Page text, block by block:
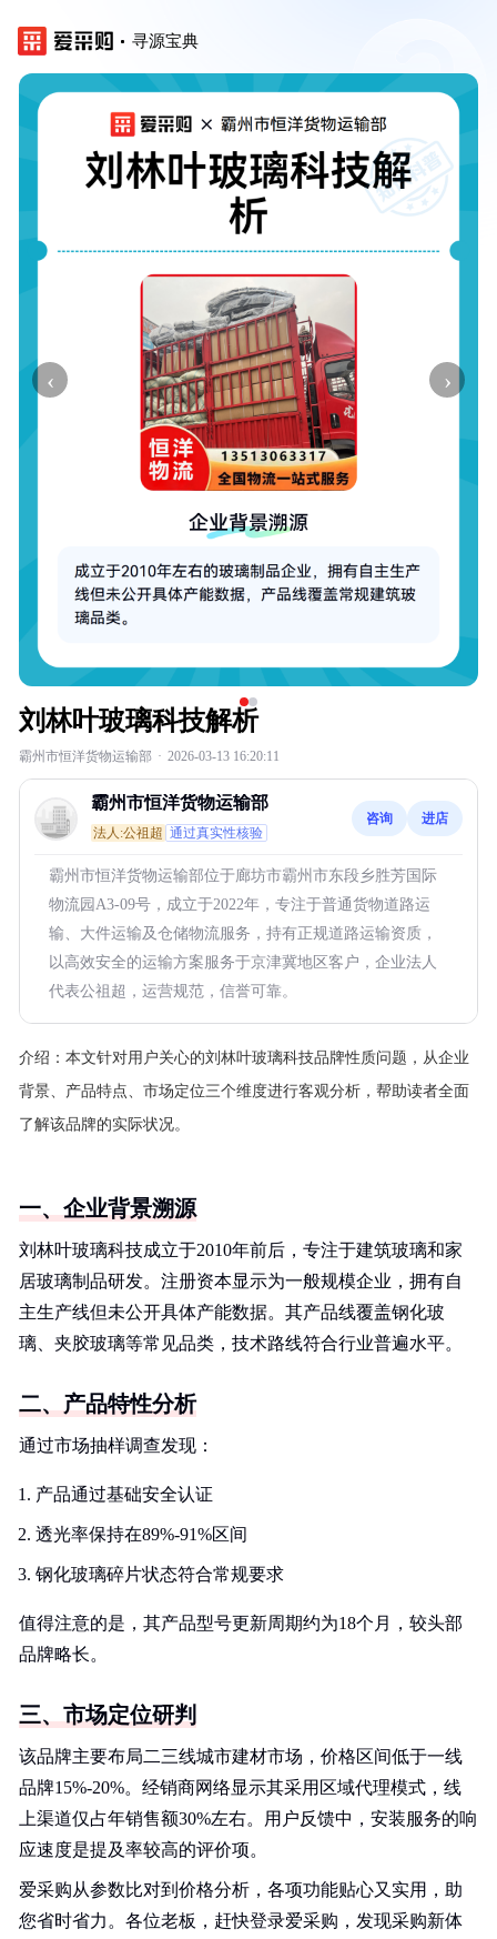
寻源宝典
‹ ›
刘林叶玻璃科技解析
霸州市恒洋货物运输部 · 2026-03-13 16:20:11
霸州市恒洋货物运输部
法人:公祖超 通过真实性核验
咨询 进店
霸州市恒洋货物运输部位于廊坊市霸州市东段乡胜芳国际
物流园A3-09号，成立于2022年，专注于普通货物道路运
输、大件运输及仓储物流服务，持有正规道路运输资质，
以高效安全的运输方案服务于京津冀地区客户，企业法人
代表公祖超，运营规范，信誉可靠。
介绍： 本文针对用户关心的刘林叶玻璃科技品牌性质问题，从企业
背景、产品特点、市场定位三个维度进行客观分析，帮助读者全面
了解该品牌的实际状况。
一、企业背景溯源
刘林叶玻璃科技成立于2010年前后，专注于建筑玻璃和家
居玻璃制品研发。注册资本显示为一般规模企业，拥有自
主生产线但未公开具体产能数据。其产品线覆盖钢化玻
璃、夹胶玻璃等常见品类，技术路线符合行业普遍水平。
二、产品特性分析
通过市场抽样调查发现：
产品通过基础安全认证
透光率保持在89%-91%区间
钢化玻璃碎片状态符合常规要求
值得注意的是，其产品型号更新周期约为18个月，较头部
品牌略长。
三、市场定位研判
该品牌主要布局二三线城市建材市场，价格区间低于一线
品牌15%-20%。经销商网络显示其采用区域代理模式，线
上渠道仅占年销售额30%左右。用户反馈中，安装服务的响
应速度是提及率较高的评价项。
爱采购从参数比对到价格分析，各项功能贴心又实用，助
您省时省力。各位老板，赶快登录爱采购，发现采购新体